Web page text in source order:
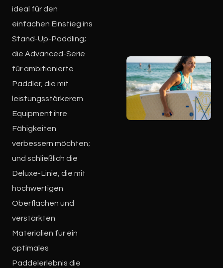
ideal für den
einfachen Einstieg ins
Stand-Up-Paddling;
die Advanced-Serie
für ambitionierte
Paddler, die mit
leistungsstärkerem
Equipment ihre
Fähigkeiten
verbessern möchten;
und schließlich die
Deluxe-Linie, die mit
hochwertigen
Oberflächen und
verstärkten
Materialien für ein
optimales
Paddelerlebnis die